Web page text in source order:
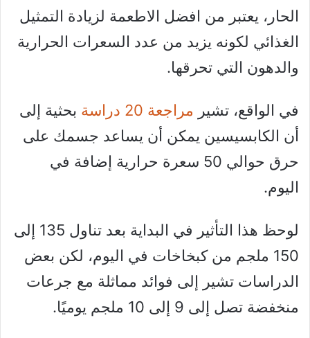
الحار، يعتبر من افضل الاطعمة لزيادة التمثيل
الغذائي لكونه يزيد من عدد السعرات الحرارية
والدهون التي تحرقها.
في الواقع، تشير مراجعة 20 دراسة
بحثية إلى
أن الكابسيسين يمكن أن يساعد جسمك على
حرق حوالي 50 سعرة حرارية إضافة في
اليوم.
لوحظ هذا التأثير في البداية بعد تناول 135 إلى
150 ملجم من كبخاخات في اليوم، لكن بعض
الدراسات تشير إلى فوائد مماثلة مع جرعات
منخفضة تصل إلى 9 إلى 10 ملجم يوميًا.